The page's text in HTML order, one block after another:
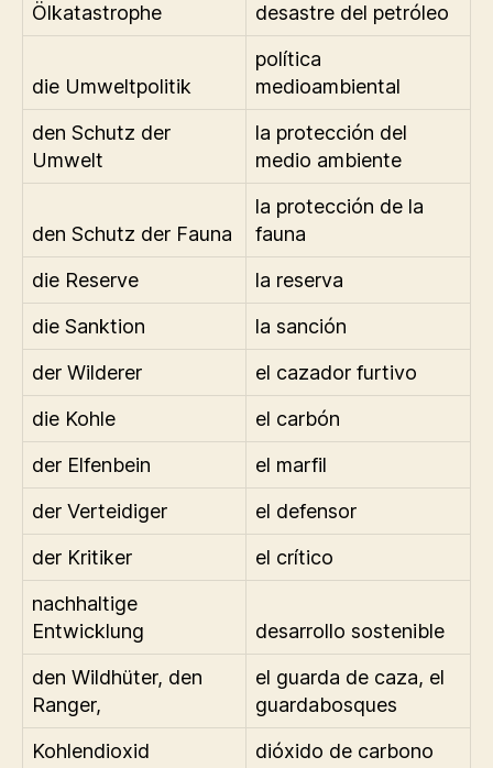
Ölkatastrophe
desastre del petróleo
die Umweltpolitik
política
medioambiental
den Schutz der
Umwelt
la protección del
medio ambiente
den Schutz der Fauna
la protección de la
fauna
die Reserve
la reserva
die Sanktion
la sanción
der Wilderer
el cazador furtivo
die Kohle
el carbón
der Elfenbein
el marfil
der Verteidiger
el defensor
der Kritiker
el crítico
nachhaltige
Entwicklung
desarrollo sostenible
den Wildhüter, den
Ranger,
el guarda de caza, el
guardabosques
Kohlendioxid
dióxido de carbono